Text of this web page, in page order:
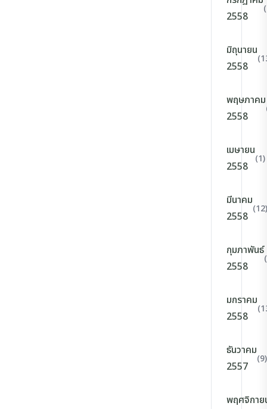
2558
มิถุนายน
2558
พฤษภาคม
2558
เมษายน
2558
(1)
มีนาคม
2558
(12)
กุมภาพันธ์
2558
มกราคม
2558
ธันวาคม
2557
(9)
พฤศจิกาย